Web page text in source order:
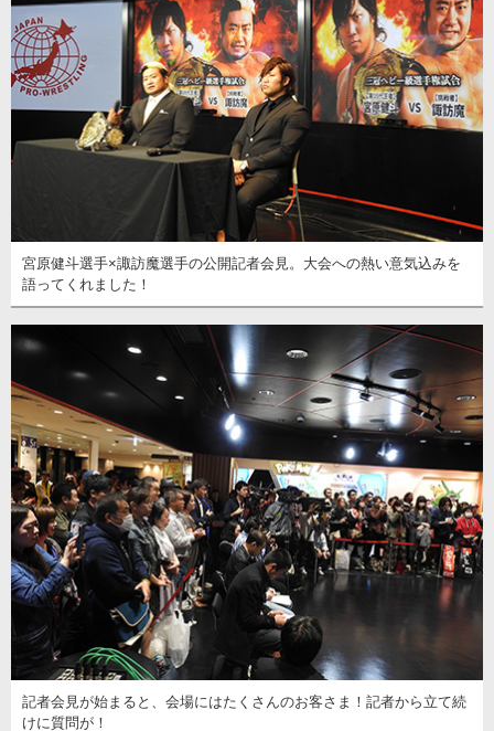
宮原健斗選手×諏訪魔選手の公開記者会見。大会への熱い意気込みを
語ってくれました！
記者会見が始まると、会場にはたくさんのお客さま！記者から立て続
けに質問が！